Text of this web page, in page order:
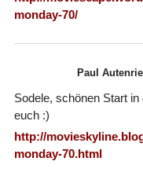
monday-70/
Paul
Sodele, schönen Start
euch :)
http://
monday-70.html